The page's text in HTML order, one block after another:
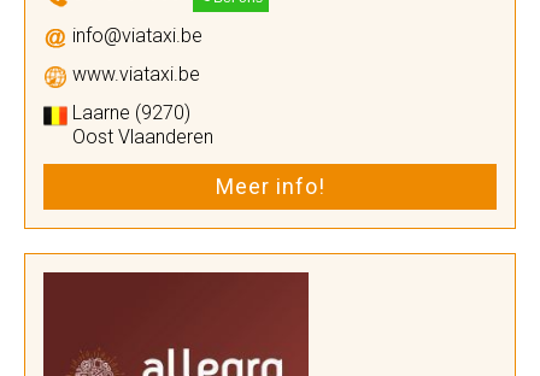
info@viataxi.be
www.viataxi.be
Laarne (9270)
Oost Vlaanderen
Meer info!